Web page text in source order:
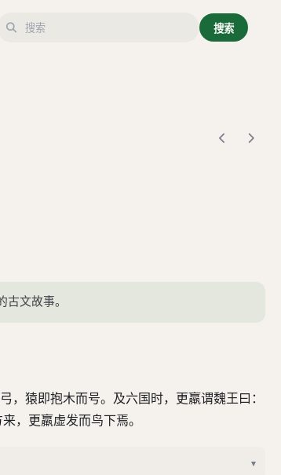
搜索
文故事。
猿即抱木而号。及六国时，更羸谓魏王曰：
，更羸虚发而鸟下焉。
▾